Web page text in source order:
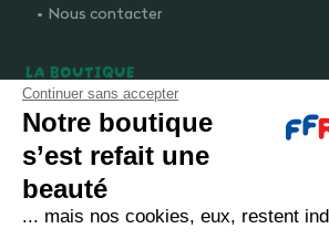
Nous contacter
LA BOUTIQUE
Qui sommes-nous ?
Comment devenir adhérent ?
Mentions légales
CGV et politique de confidentialité
Continuer sans accepter
Notre boutique
s’est refait une
beauté
... mais nos cookies, eux, restent